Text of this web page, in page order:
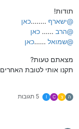
תודות!
@ישארף ........כאן
@הרב ...... כאן
@שמואל ......כאן
מצאתם טעות?
תקנו אותי לטובת
ה צ C 5 תגובות